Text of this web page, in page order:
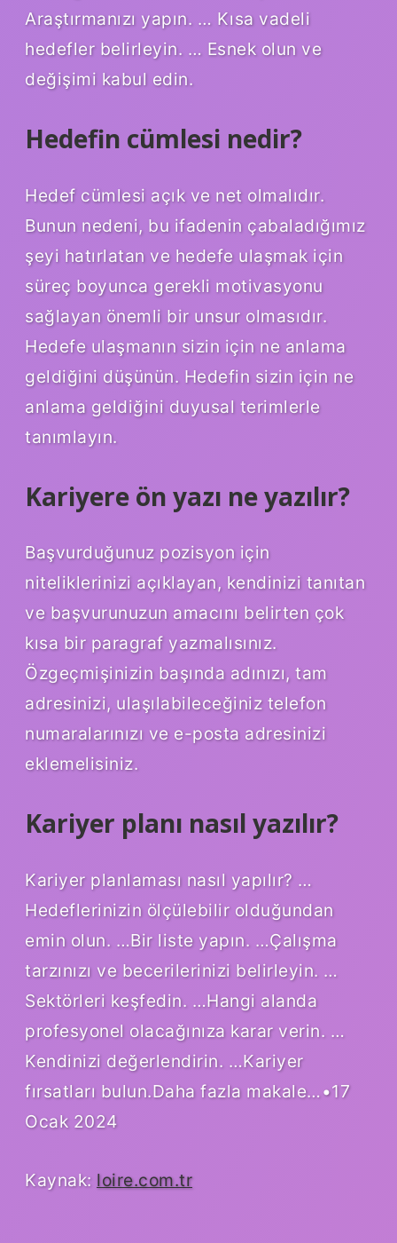
Araştırmanızı yapın. … Kısa vadeli
hedefler belirleyin. … Esnek olun ve
değişimi kabul edin.
Hedefin cümlesi nedir?
Hedef cümlesi açık ve net olmalıdır.
Bunun nedeni, bu ifadenin çabaladığımız
şeyi hatırlatan ve hedefe ulaşmak için
süreç boyunca gerekli motivasyonu
sağlayan önemli bir unsur olmasıdır.
Hedefe ulaşmanın sizin için ne anlama
geldiğini düşünün. Hedefin sizin için ne
anlama geldiğini duyusal terimlerle
tanımlayın.
Kariyere ön yazı ne yazılır?
Başvurduğunuz pozisyon için
niteliklerinizi açıklayan, kendinizi tanıtan
ve başvurunuzun amacını belirten çok
kısa bir paragraf yazmalısınız.
Özgeçmişinizin başında adınızı, tam
adresinizi, ulaşılabileceğiniz telefon
numaralarınızı ve e-posta adresinizi
eklemelisiniz.
Kariyer planı nasıl yazılır?
Kariyer planlaması nasıl yapılır? …
Hedeflerinizin ölçülebilir olduğundan
emin olun. …Bir liste yapın. …Çalışma
tarzınızı ve becerilerinizi belirleyin. …
Sektörleri keşfedin. …Hangi alanda
profesyonel olacağınıza karar verin. …
Kendinizi değerlendirin. …Kariyer
fırsatları bulun.Daha fazla makale…•17
Ocak 2024
Kaynak: loire.com.tr